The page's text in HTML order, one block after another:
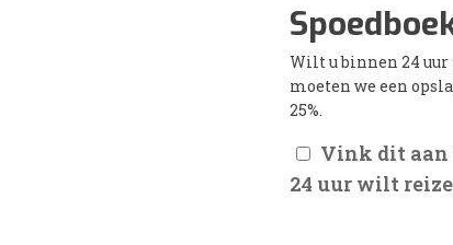
Wilt u binnen 24 uur
moeten we een
25%.
Vink dit aan
24 uur wilt